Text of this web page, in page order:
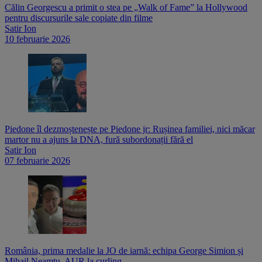
Călin Georgescu a primit o stea pe „Walk of Fame” la Hollywood
pentru discursurile sale copiate din filme
Satir Ion
10 februarie 2026
Piedone îl dezmoștenește pe Piedone jr: Rușinea familiei, nici măcar
martor nu a ajuns la DNA, fură subordonații fără el
Satir Ion
07 februarie 2026
România, prima medalie la JO de iarnă: echipa George Simion și